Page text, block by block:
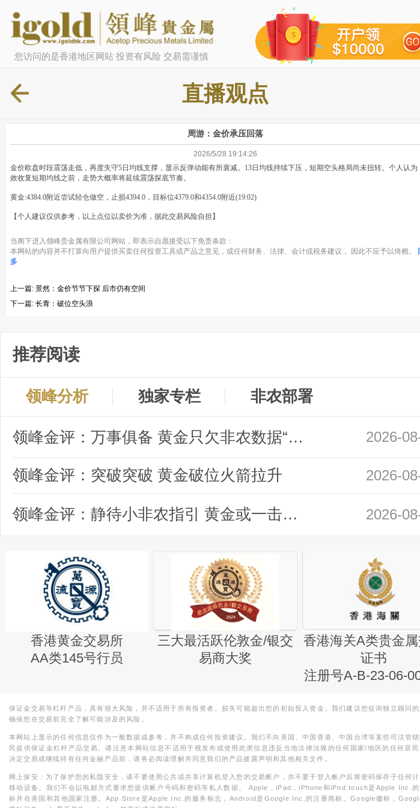
您访问的是香港地区网站 投资有风险 交易需谨慎
直播观点
周游：金价承压回落
2026/5/28 19:14:26
金价欧盘时段震荡走低，再度失守5日均线支撑，显示反弹动能有所衰减。13日均线持续下压，短期空头格局尚未扭转。个人认为
效收复短期均线之前，走势大概率将延续震荡探底节奏。
黄金:4384.0附近尝试轻仓做空，止损4394.0，目标位4379.0和4354.0附近(19:02)
【个人建议仅供参考，以上点位以卖价为准，据此交易风险自担】
当阁下进入领峰贵金属有限公司网站，即表示自愿接受以下免责条款：
本网站的内容并不打算向用户提供买卖任何投资工具或产品之意见，或任何财务、法律、会计或税务建议， 因此不应予以倚赖。
多
上一篇: 景然：金价节节下探 后市仍有空间
下一篇: 长青：破位空头浪
推荐阅读
领峰分析 独家专栏 非农部署
领峰金评：万事俱备 黄金只欠非农数据“东风” 2026-
领峰金评：突破突破 黄金破位火箭拉升 2026-
领峰金评：静待小非农指引 黄金或一击破局 2026-
香港黄金交易所
AA类145号行员
三大最活跃伦敦金/银交
易商大奖
香港海关A类贵金
证书
注册号A-B-23-06-
保证金交易等杠杆产品，具有很大风险，并不适用于所有投资者。损失可能超出您的初始投入资金。我们建议您征询独立顾问的
确保您在交易前完全了解可能涉及的风险。
本网站上显示的任何信息仅作为一般数据或参考，并不构成任何投资建议。我们不向美国、中国香港、中国台湾等某些司法管
民提供保证金杠杆产品交易。请注意本网站信息不适用于视发布或使用此类信息违反当地法律法规的任何国家/地区的任何居民
决定交易或继续持有任何金融产品前，请务必阅读理解并同意我们的产品披露声明和其他相关文件。
网上保安：为了保护您的私隐安全，请不要使用公共或共享计算机登入您的交易帐户，亦不要于登入帐户后将密码保存于任何
移动设备。我们不会以电邮方式要求您提供帐户号码和密码等私人数据。 Apple，iPad，iPhone和iPod touch是Apple Inc.的
标并在美国和其他国家注册。App Store是Apple Inc.的服务标志，Android是Google Inc.的注册商标。Google徽标，